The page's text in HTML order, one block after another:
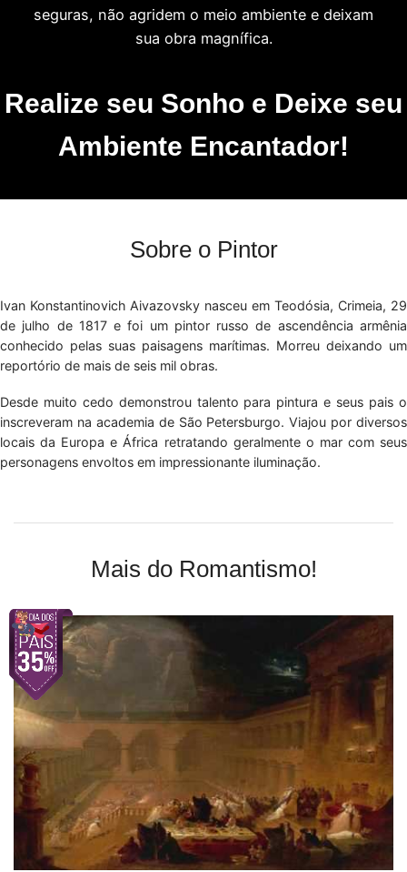
seguras, não agridem o meio ambiente e deixam
sua obra magnífica.
Realize seu Sonho e Deixe seu
Ambiente Encantador!
Sobre o Pintor
Ivan Konstantinovich Aivazovsky nasceu em Teodósia, Crimeia, 29
de julho de 1817 e foi um pintor russo de ascendência armênia
conhecido pelas suas paisagens marítimas. Morreu deixando um
reportório de mais de seis mil obras.
Desde muito cedo demonstrou talento para pintura e seus pais o
inscreveram na academia de São Petersburgo. Viajou por diversos
locais da Europa e África retratando geralmente o mar com seus
personagens envoltos em impressionante iluminação.
Mais do Romantismo!